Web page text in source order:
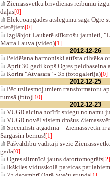
Ziemassvētku brīvdienās reibumu
daļas[0]
Elektroapgādes atslēgumu sāgā Ogre
cietējiem[0]
Izglābjot Lauberē slīkstošu jaunieti,
Marta Lauva (video)[1]
2012-12-26
Peldēšana harmoniski attīsta cilvēka
Aprit 30 gadi kopš Ogres peldbaseina
Korim "Atvasara" - 35 (fotogalerija)[0]
2012-12-25
Pēc uzliesmojumiem transformatoru
tumsā (foto)[10]
2012-12-23
VUGD aicina notīrīt sniegu no namu
VUGD novēl visiem drošus
Speciālisti atgādina – Ziemassvētki ir
Sargāsim bērnus![1]
Pašvaldību vadītāji sveic
gadā[0]
Ogres slimnīcā jauns datortomogrāfs[2]
Ikšķiles vidusskolā pateicas par